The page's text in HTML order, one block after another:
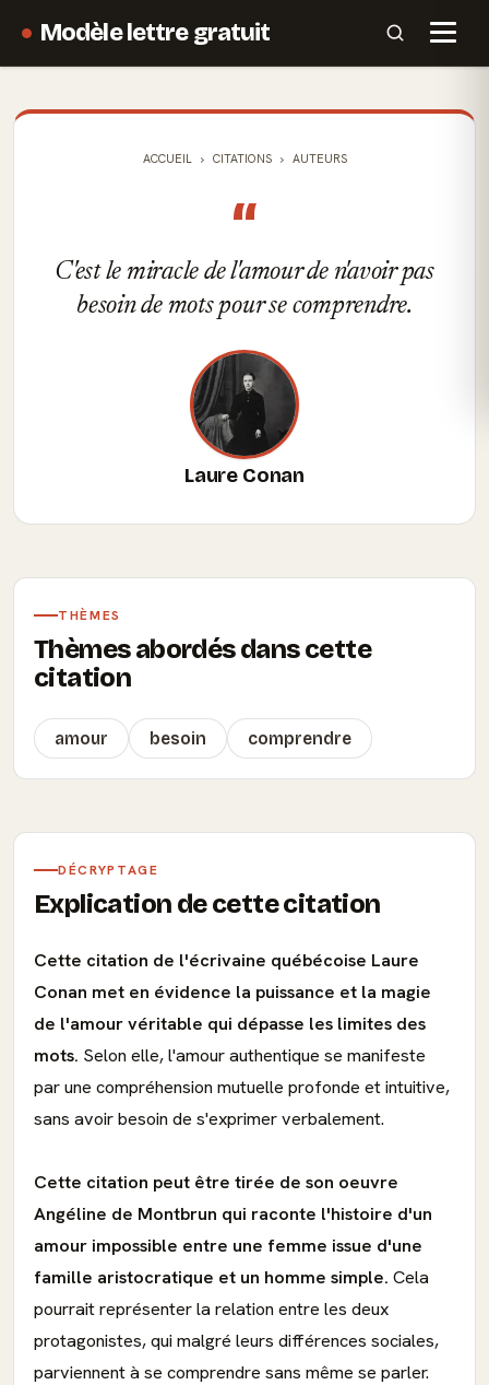
Modèle lettre gratuit
ACCUEIL CITATIONS AUTEURS
“
C'est le miracle de l'amour de n'avoir pas
besoin de mots pour se comprendre.
Laure Conan
THÈMES
Thèmes abordés dans cette
citation
amour besoin comprendre
DÉCRYPTAGE
Explication de cette citation
Cette citation de l'écrivaine québécoise Laure
Conan met en évidence la puissance et la magie
de l'amour véritable qui dépasse les limites des
mots. Selon elle, l'amour authentique se manifeste
par une compréhension mutuelle profonde et intuitive,
sans avoir besoin de s'exprimer verbalement.
Cette citation peut être tirée de son oeuvre
Angéline de Montbrun qui raconte l'histoire d'un
amour impossible entre une femme issue d'une
famille aristocratique et un homme simple. Cela
pourrait représenter la relation entre les deux
protagonistes, qui malgré leurs différences sociales,
parviennent à se comprendre sans même se parler.